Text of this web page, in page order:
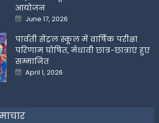
आयोजन
Posted
on
June 17, 2026
पार्वती सेंट्रल स्कूल में वार्षिक परीक्षा
परिणाम घोषित, मेधावी छात्र-छात्राएं हुए
सम्मानित
Posted
on
April 1, 2026